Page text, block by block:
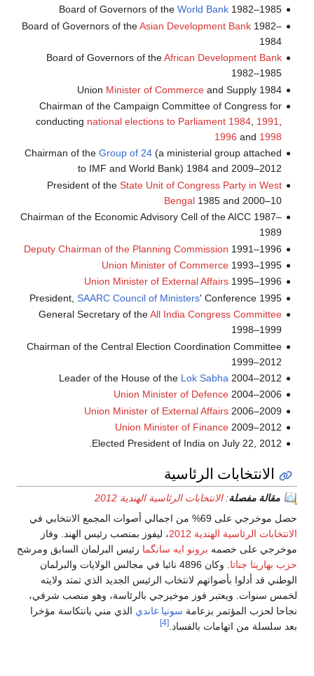
Board of Governors of the World Bank1982–1985
Board of Governors of theAsian Development Bank1982–
1984
Board of Governors of theAfrican Development Bank
1982–1985
Union Minister of Commerceand Supply 1984
Chairman of the Campaign Committee of Congress for
conducting national elections to Parliament 1984, 1991
1996 and 1998
Chairman of the Group of 24(a ministerial group attached
to IMF and World Bank) 1984 and 2009–2012
President of the State Unit of Congress Party in West
Bengal1985 and 2000–10
Chairman of the Economic Advisory Cell of the AICC 1987–
1989
Deputy Chairman of the Planning Commission 1991–1996
Union Minister of Commerce1993–1995
Union Minister of External Affairs1995–1996
President, SAARC Council of Ministers' Conference 1995
General Secretary of theAll India Congress Committee
1998–1999
Chairman of the Central Election Coordination Committee
1999–2012
Leader of the House of the Lok Sabha 2004–2012
Union Minister of Defence2004–2006
Union Minister of External Affairs2006–2009
Union Minister of Finance2009–2012
Elected President of India on July 22, 2012.
الانتخابات الرئاسية
مقالة مفصلة:الانتخابات الرئاسية الهندية 2012
حصل موخرجي على 69% من اجمالي أصوات المجمع الانتخابي في
الانتخابات الرئاسية الهندية 2012
، ليفوز بمنصب رئيس الهند. وفاز
موخرجي على خصمه برونو ايه سانگما رئيس البرلمان السابق ومرشح
حزب بهاريتا جناتا
. وكان 4896 نائبا في مجالس الولايات والبرلمان
الوطني قد أدلوا بأصواتهم لانتخاب الرئيس الجديد الذي تمتد ولايته
لخمس سنوات. ويعتبر فوز موخيرجي بالرئاسة، وهو منصب شرفي،
نجاحا لحزب المؤتمر بزعامة سونيا غاندي الذي مني بانتكاسة مؤخرا
بعد سلسلة من اتهامات بالفساد. [4]